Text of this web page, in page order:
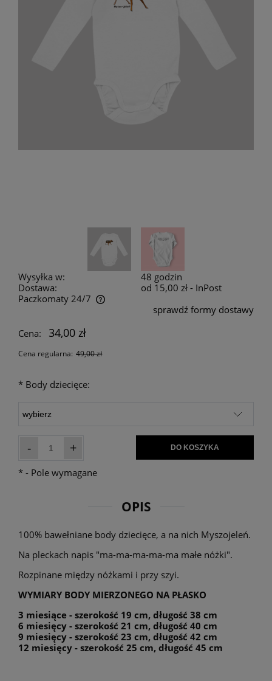
Wysyłka w:
48 godzin
Dostawa:
od 15,00 zł - InPost
Paczkomaty 24/7
Cena nie zawiera ewentualnych kosztów płatności
sprawdź formy dostawy
Cena:
34,00 zł
Cena regularna: 49,00 zł
* Body dziecięce:
- + DO KOSZYKA
* - Pole wymagane
OPIS
100% bawełniane body dziecięce, a na nich Myszojeleń.
Na pleckach napis "ma-ma-ma-ma-ma małe nóżki".
Rozpinane między nóżkami i przy szyi.
WYMIARY BODY MIERZONEGO NA PŁASKO
3 miesiące - szerokość 19 cm, długość 38 cm
6 miesięcy - szerokość 21 cm, długość 40 cm
9 miesięcy - szerokość 23 cm, długość 42 cm
12 miesięcy - szerokość 25 cm, długość 45 cm